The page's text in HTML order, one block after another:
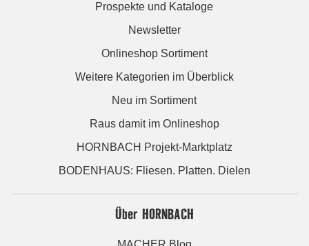
Prospekte und Kataloge
Newsletter
Onlineshop Sortiment
Weitere Kategorien im Überblick
Neu im Sortiment
Raus damit im Onlineshop
HORNBACH Projekt-Marktplatz
BODENHAUS: Fliesen. Platten. Dielen
Über HORNBACH